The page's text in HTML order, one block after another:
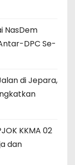
NasDem
DPC Se-
di Jepara,
KKMA 02
dan